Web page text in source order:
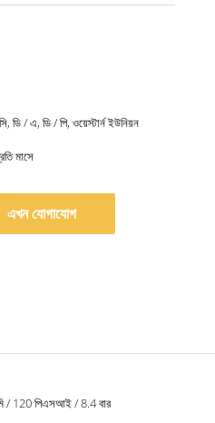
ডি / এ, ডি / পি, ওয়েস্টার্ন ইউনিয়ন
মাসে
এখন যোগাযোগ
/ 120 পিএসআই / 8.4 বার